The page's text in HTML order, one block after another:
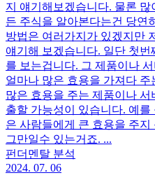
지 얘기해보겠습니다. 물론
든 주식을 알아본다는건 당연
방법은 여러가지가 있겠지만
얘기해 보겠습니다. 일단 첫
를 보는겁니다. 그 제품이나
얼마나 많은 효용을 가져다 주
많은 효용을 주는 제품이나
출할 가능성이 있습니다. 예
은 사람들에게 큰 효용을 주
그만일수 있는거죠. ...
펀더멘탈 분석
2024. 07. 06